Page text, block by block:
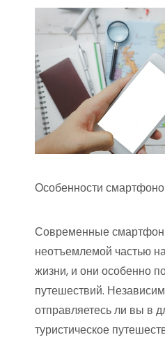
Особенности
Современные
неотъемлемой частью
жизни, и они особенно
путешествий.
отправляетесь ли вы в
туристическое